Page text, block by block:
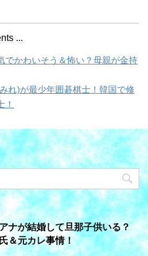
...
でかわいそう＆怖い？母親が金持
れ)が最少年囲碁棋士！韓国で修
！
ナが結婚して旦那子供いる？
＆元カレ事情！